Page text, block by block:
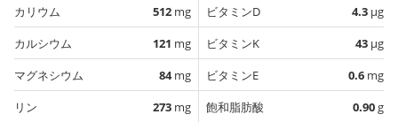
カリウム
512 mg
カルシウム
121 mg
マグネシウム
84mg
リン
273 mg
ビタミンD
4.3 µg
ビタミンK
43 µg
ビタミンE
0.6 mg
飽和脂肪酸
0.90g